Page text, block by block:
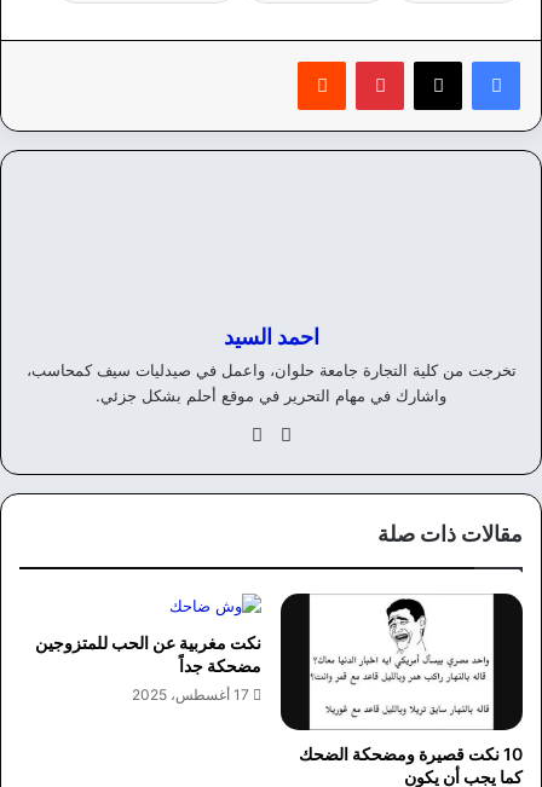
بينتيريست
احمد السيد
تخرجت من كلية التجارة جامعة حلوان، واعمل في صيدليات سيف كمحاسب،
واشارك في مهام التحرير في موقع أحلم بشكل جزئي.
موق
الويوك
مقالات ذات صلة
10 نكت قصيرة ومضحكة الضحك
كما يجب أن يكون
نكت مغربية عن الحب للمتزوجين
مضحكة جداً
17 أغسطس، 2025